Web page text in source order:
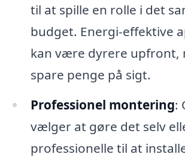
til at spille en rolle i det
budget. Energi-effektive
kan være dyrere upfront,
spare penge på sigt.
Professionel montering:
vælger at gøre det selv
professionelle til at